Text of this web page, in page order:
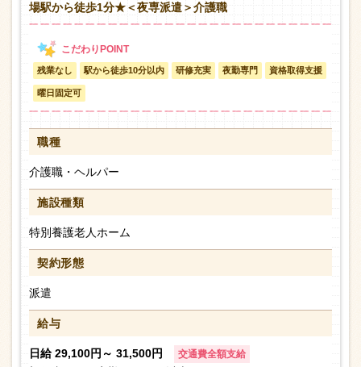
お問い合わせ
場駅から徒歩1分★＜夜専派遣＞介護職
残業なし 駅から徒歩10分以内 研修充実 夜勤専門 資格取得支援
曜日固定可
職種
介護職・ヘルパー
施設種類
特別養護老人ホーム
契約形態
派遣
給与
日給 29,100円～ 31,500円 交通費全額支給